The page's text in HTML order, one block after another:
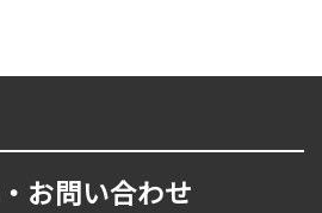
お問い合わせ